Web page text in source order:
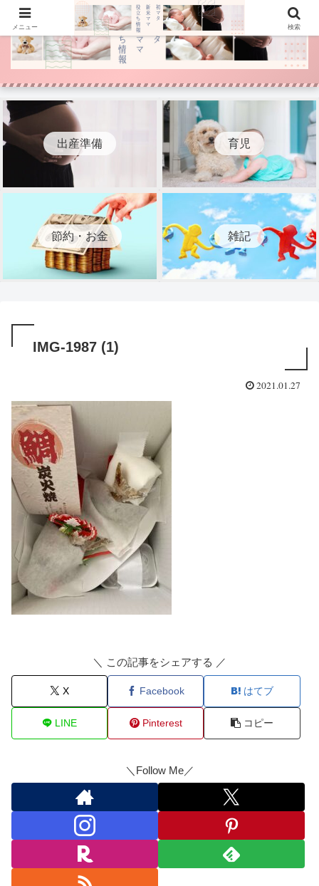
出産準備 育児
節約・お金 雑記
IMG-1987 (1)
2021.01.27
＼ この記事をシェアする ／
X Facebook はてブ
LINE Pinterest コピー
＼Follow Me／
メニュー 検索